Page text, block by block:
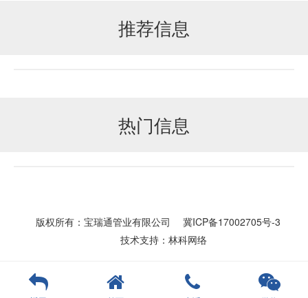
推荐信息
热门信息
版权所有：宝瑞通管业有限公司 冀ICP备17002705号-3
技术支持：林科网络